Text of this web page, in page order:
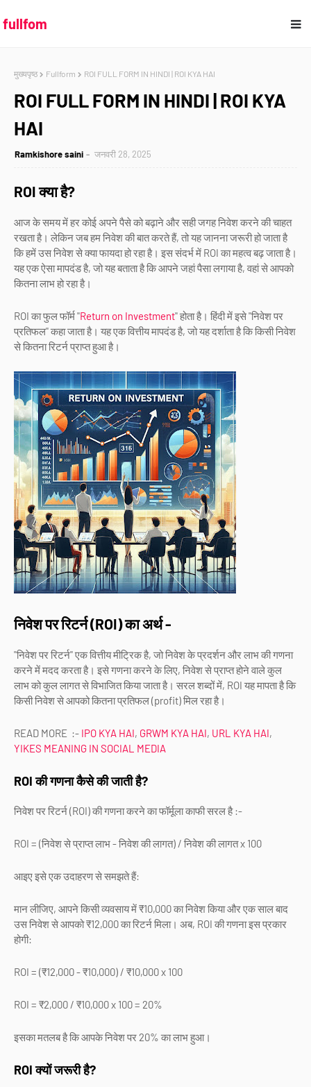
fullfom
मुख्यपृष्ठ Fullform ROI FULL FORM IN HINDI | ROI KYA HAI
ROI FULL FORM IN HINDI | ROI KYA
HAI
Ramkishore saini जनवरी 28, 2025
ROI क्या है?
आज के समय में हर कोई अपने पैसे को बढ़ाने और सही जगह निवेश करने की चाहत
रखता है। लेकिन जब हम निवेश की बात करते हैं, तो यह जानना जरूरी हो जाता है
कि हमें उस निवेश से क्या फायदा हो रहा है। इस संदर्भ में ROI का महत्व बढ़ जाता है।
यह एक ऐसा मापदंड है, जो यह बताता है कि आपने जहां पैसा लगाया है, वहां से आपको
कितना लाभ हो रहा है।
ROI का फुल फॉर्म "Return on Investment" होता है। हिंदी में इसे "निवेश पर
प्रतिफल" कहा जाता है। यह एक वित्तीय मापदंड है, जो यह दर्शाता है कि किसी निवेश
से कितना रिटर्न प्राप्त हुआ है।
निवेश पर रिटर्न (ROI) का अर्थ -
"निवेश पर रिटर्न" एक वित्तीय मीट्रिक है, जो निवेश के प्रदर्शन और लाभ की गणना
करने में मदद करता है। इसे गणना करने के लिए, निवेश से प्राप्त होने वाले कुल
लाभ को कुल लागत से विभाजित किया जाता है। सरल शब्दों में, ROI यह मापता है कि
किसी निवेश से आपको कितना प्रतिफल (profit) मिल रहा है।
READ MORE :- IPO KYA HAI, GRWM KYA HAI, URL KYA HAI,
YIKES MEANING IN SOCIAL MEDIA
ROI की गणना कैसे की जाती है?
निवेश पर रिटर्न (ROI) की गणना करने का फॉर्मूला काफी सरल है :-
ROI = (निवेश से प्राप्त लाभ - निवेश की लागत) / निवेश की लागत x 100
आइए इसे एक उदाहरण से समझते हैं:
मान लीजिए, आपने किसी व्यवसाय में ₹10,000 का निवेश किया और एक साल बाद
उस निवेश से आपको ₹12,000 का रिटर्न मिला। अब, ROI की गणना इस प्रकार
होगी:
ROI = (₹12,000 - ₹10,000) / ₹10,000 x 100
ROI = ₹2,000 / ₹10,000 x 100 = 20%
इसका मतलब है कि आपके निवेश पर 20% का लाभ हुआ।
ROI क्यों जरूरी है?